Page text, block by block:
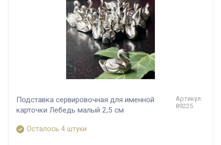
Подставка сервировочная для именной
карточки Лебедь малый 2,5 см
Артикул:
89225
Осталось 4 штуки